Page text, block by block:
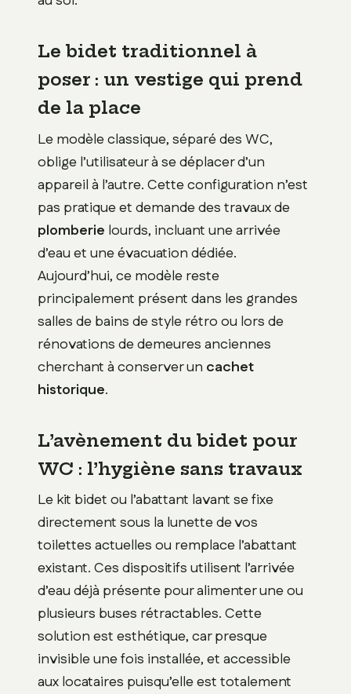
Le bidet traditionnel à
poser : un vestige qui prend
de la place
Le modèle classique, séparé des WC,
oblige l’utilisateur à se déplacer d’un
appareil à l’autre. Cette configuration n’est
pas pratique et demande des travaux de
plomberie lourds, incluant une arrivée
d’eau et une évacuation dédiée.
Aujourd’hui, ce modèle reste
principalement présent dans les grandes
salles de bains de style rétro ou lors de
rénovations de demeures anciennes
cherchant à conserver un cachet
historique.
L’avènement du bidet pour
WC : l’hygiène sans travaux
Le kit bidet ou l’abattant lavant se fixe
directement sous la lunette de vos
toilettes actuelles ou remplace l’abattant
existant. Ces dispositifs utilisent l’arrivée
d’eau déjà présente pour alimenter une ou
plusieurs buses rétractables. Cette
solution est esthétique, car presque
invisible une fois installée, et accessible
aux locataires puisqu’elle est totalement